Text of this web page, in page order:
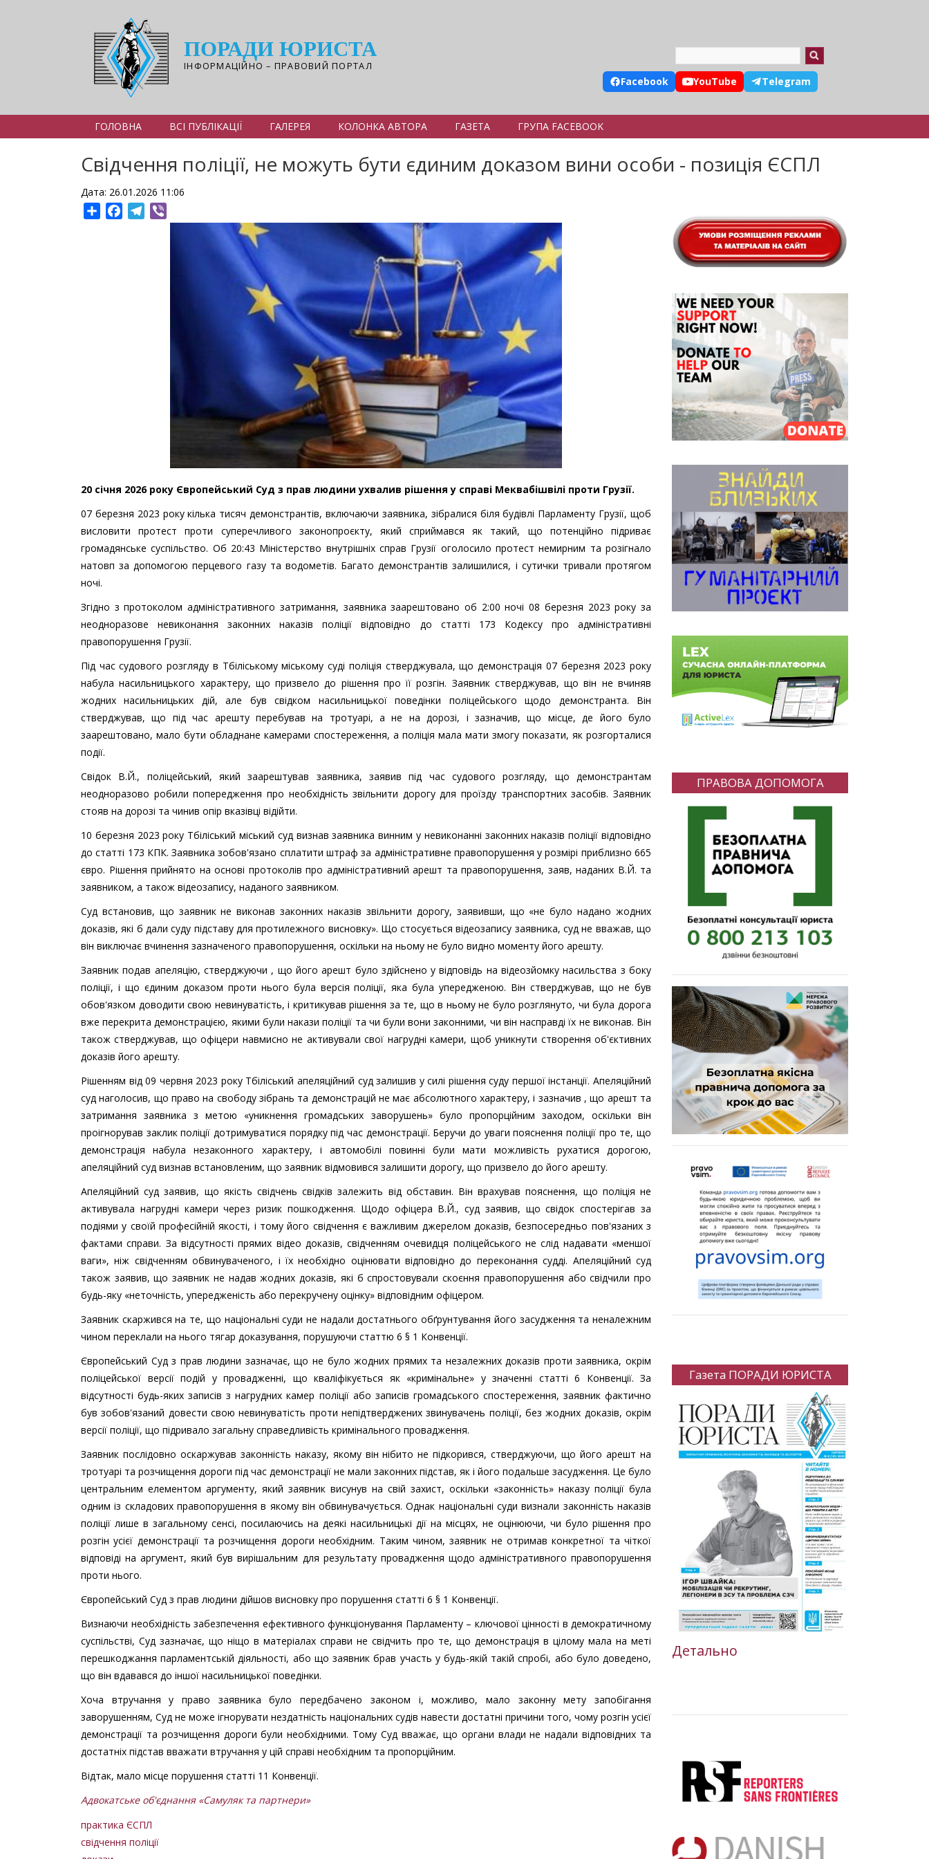
ПОРАДИ ЮРИСТА
ІНФОРМАЦІЙНО – ПРАВОВИЙ ПОРТАЛ
Facebook YouTube Telegram
ГОЛОВНА ВСІ ПУБЛІКАЦІЇ ГАЛЕРЕЯ КОЛОНКА АВТОРА ГАЗЕТА ГРУПА FACEBOOK
Свідчення поліції, не можуть бути єдиним доказом вини особи - позиція ЄСПЛ
Дата: 26.01.2026 11:06
ShareFacebookTelegram
20 січня 2026 року Європейський Суд з прав людини ухвалив рішення у справі Меквабішвілі проти Грузії.
07 березня 2023 року кілька тисяч демонстрантів, включаючи заявника, зібралися біля будівлі Парламенту Грузії, щоб
висловити протест проти суперечливого законопроєкту, який сприймався як такий, що потенційно підриває
громадянське суспільство. Об 20:43 Міністерство внутрішніх справ Грузії оголосило протест немирним та розігнало
натовп за допомогою перцевого газу та водометів. Багато демонстрантів залишилися, і сутички тривали протягом
ночі.
Згідно з протоколом адміністративного затримання, заявника заарештовано об 2:00 ночі 08 березня 2023 року за
неодноразове невиконання законних наказів поліції відповідно до статті 173 Кодексу про адміністративні
правопорушення Грузії.
Під час судового розгляду в Тбіліському міському суді поліція стверджувала, що демонстрація 07 березня 2023 року
набула насильницького характеру, що призвело до рішення про її розгін. Заявник стверджував, що він не вчиняв
жодних насильницьких дій, але був свідком насильницької поведінки поліцейського щодо демонстранта. Він
стверджував, що під час арешту перебував на тротуарі, а не на дорозі, і зазначив, що місце, де його було
заарештовано, мало бути обладнане камерами спостереження, а поліція мала мати змогу показати, як розгорталися
події.
Свідок В.Й., поліцейський, який заарештував заявника, заявив під час судового розгляду, що демонстрантам
неодноразово робили попередження про необхідність звільнити дорогу для проїзду транспортних засобів. Заявник
стояв на дорозі та чинив опір вказівці відійти.
10 березня 2023 року Тбіліський міський суд визнав заявника винним у невиконанні законних наказів поліції відповідно
до статті 173 КПК. Заявника зобов'язано сплатити штраф за адміністративне правопорушення у розмірі приблизно 665
євро. Рішення прийнято на основі протоколів про адміністративний арешт та правопорушення, заяв, наданих В.Й. та
заявником, а також відеозапису, наданого заявником.
Суд встановив, що заявник не виконав законних наказів звільнити дорогу, заявивши, що «не було надано жодних
доказів, які б дали суду підставу для протилежного висновку». Що стосується відеозапису заявника, суд не вважав, що
він виключає вчинення зазначеного правопорушення, оскільки на ньому не було видно моменту його арешту.
Заявник подав апеляцію, стверджуючи , що його арешт було здійснено у відповідь на відеозйомку насильства з боку
поліції, і що єдиним доказом проти нього була версія поліції, яка була упередженою. Він стверджував, що не був
обов'язком доводити свою невинуватість, і критикував рішення за те, що в ньому не було розглянуто, чи була дорога
вже перекрита демонстрацією, якими були накази поліції та чи були вони законними, чи він насправді їх не виконав. Він
також стверджував, що офіцери навмисно не активували свої нагрудні камери, щоб уникнути створення об'єктивних
доказів його арешту.
Рішенням від 09 червня 2023 року Тбіліський апеляційний суд залишив у силі рішення суду першої інстанції. Апеляційний
суд наголосив, що право на свободу зібрань та демонстрацій не має абсолютного характеру, і зазначив , що арешт та
затримання заявника з метою «уникнення громадських заворушень» було пропорційним заходом, оскільки він
проігнорував заклик поліції дотримуватися порядку під час демонстрації. Беручи до уваги пояснення поліції про те, що
демонстрація набула незаконного характеру, і автомобілі повинні були мати можливість рухатися дорогою,
апеляційний суд визнав встановленим, що заявник відмовився залишити дорогу, що призвело до його арешту.
Апеляційний суд заявив, що якість свідчень свідків залежить від обставин. Він врахував пояснення, що поліція не
активувала нагрудні камери через ризик пошкодження. Щодо офіцера В.Й., суд заявив, що свідок спостерігав за
подіями у своїй професійній якості, і тому його свідчення є важливим джерелом доказів, безпосередньо пов'язаних з
фактами справи. За відсутності прямих відео доказів, свідченням очевидця поліцейського не слід надавати «меншої
ваги», ніж свідченням обвинуваченого, і їх необхідно оцінювати відповідно до переконання судді. Апеляційний суд
також заявив, що заявник не надав жодних доказів, які б спростовували скоєння правопорушення або свідчили про
будь-яку «неточність, упередженість або перекручену оцінку» відповідним офіцером.
Заявник скаржився на те, що національні суди не надали достатнього обґрунтування його засудження та неналежним
чином переклали на нього тягар доказування, порушуючи статтю 6 § 1 Конвенції.
Європейський Суд з прав людини зазначає, що не було жодних прямих та незалежних доказів проти заявника, окрім
поліцейської версії подій у провадженні, що кваліфікується як «кримінальне» у значенні статті 6 Конвенції. За
відсутності будь-яких записів з нагрудних камер поліції або записів громадського спостереження, заявник фактично
був зобов'язаний довести свою невинуватість проти непідтверджених звинувачень поліції, без жодних доказів, окрім
версії поліції, що підривало загальну справедливість кримінального провадження.
Заявник послідовно оскаржував законність наказу, якому він нібито не підкорився, стверджуючи, що його арешт на
тротуарі та розчищення дороги під час демонстрації не мали законних підстав, як і його подальше засудження. Це було
центральним елементом аргументу, який заявник висунув на свій захист, оскільки «законність» наказу поліції була
одним із складових правопорушення в якому він обвинувачується. Однак національні суди визнали законність наказів
поліції лише в загальному сенсі, посилаючись на деякі насильницькі дії на місцях, не оцінюючи, чи було рішення про
розгін усієї демонстрації та розчищення дороги необхідним. Таким чином, заявник не отримав конкретної та чіткої
відповіді на аргумент, який був вирішальним для результату провадження щодо адміністративного правопорушення
проти нього.
Європейський Суд з прав людини дійшов висновку про порушення статті 6 § 1 Конвенції.
Визнаючи необхідність забезпечення ефективного функціонування Парламенту – ключової цінності в демократичному
суспільстві, Суд зазначає, що ніщо в матеріалах справи не свідчить про те, що демонстрація в цілому мала на меті
перешкоджання парламентській діяльності, або що заявник брав участь у будь-якій такій спробі, або було доведено,
що він вдавався до іншої насильницької поведінки.
Хоча втручання у право заявника було передбачено законом і, можливо, мало законну мету запобігання
заворушенням, Суд не може ігнорувати нездатність національних судів навести достатні причини того, чому розгін усієї
демонстрації та розчищення дороги були необхідними. Тому Суд вважає, що органи влади не надали відповідних та
достатніх підстав вважати втручання у цій справі необхідним та пропорційним.
Відтак, мало місце порушення статті 11 Конвенції.
Адвокатське об'єднання «Самуляк та партнери»
практика ЄСПЛ
свідчення поліції
ПРАВОВА ДОПОМОГА
Газета ПОРАДИ ЮРИСТА
Детально